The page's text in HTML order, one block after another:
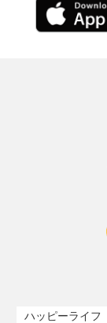
ハッピーライフ